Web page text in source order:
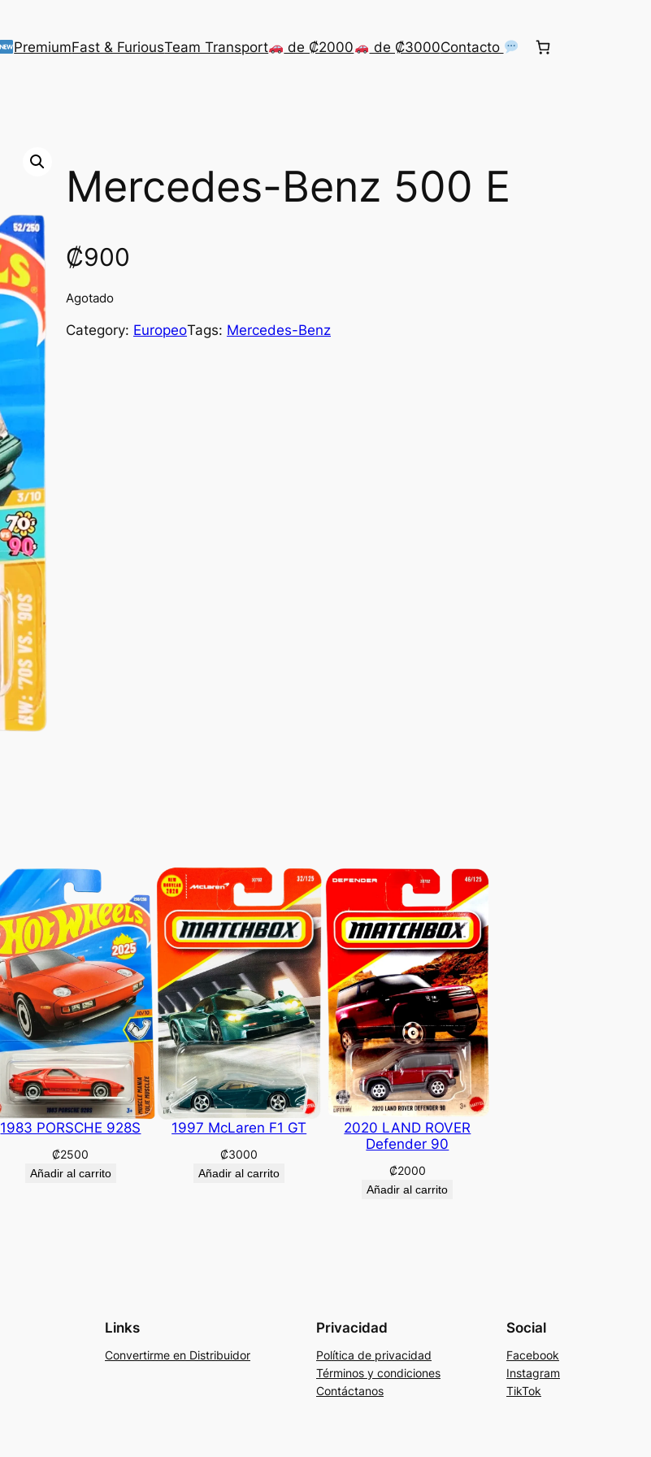
PremiumFast & FuriousTeam Transport de ₡2000 de ₡3000Contacto
Mercedes-Benz 500 E
₡900
Agotado
Category: EuropeoTags: Mercedes-Benz
1983 PORSCHE 928S
₡2500
Añadir al carrito
1997 McLaren F1 GT
₡3000
Añadir al carrito
2020 LAND ROVER
Defender 90
₡2000
Añadir al carrito
Links
Convertirme en Distribuidor
Privacidad
Política de privacidad
Términos y condiciones
Contáctanos
Social
Facebook
Instagram
TikTok